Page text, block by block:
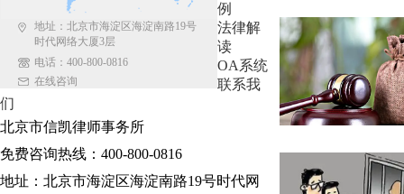
地址：北京市海淀区海淀南路19号
时代网络大厦3层
电话：400-800-0816
在线咨询
例
法律解
读
OA系统
联系我
们
北京市信凯律师事务所
免费咨询热线：400-800-0816
地址：北京市海淀区海淀南路19号时代网